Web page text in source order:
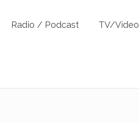
Radio / Podcast TV/Video